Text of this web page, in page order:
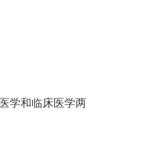
学和临床医学两